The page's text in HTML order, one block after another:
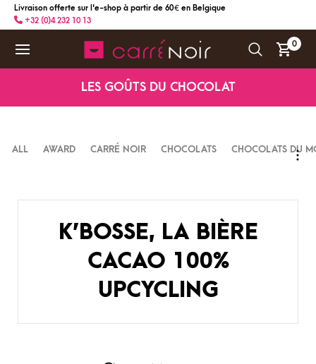
Livraison offerte sur l'e-shop à partir de 60 € en Belgique
+32 (0)4 232 10 13
0
LES GOÛTS DU CHOCOLAT
ALL AWARD CARRÉ NOIR CHOCOLATS CHOCOLATS DU
K’BOSSE, LA BIÈRE
CACAO 100%
UPCYCLING